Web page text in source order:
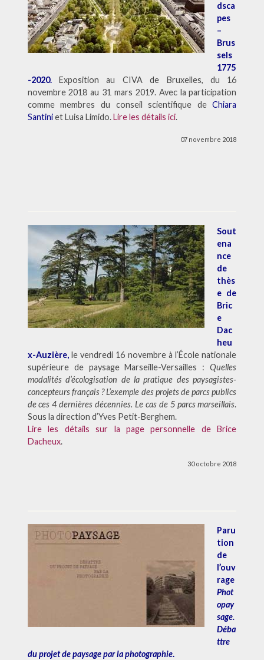
dsca
pes
–
Brus
sels
1775
-2020.Exposition au CIVA de Bruxelles, du 16
novembre 2018 au 31 mars 2019. Avec la participation
comme membres du conseil scientifique deChiara
Santiniet Luisa Limido.Lire les détails ici.
07 novembre 2018
Sout
ena
nce
de
thès
e de
Bric
e
Dac
heu
x-Auzière,le vendredi 16 novembre à l’École nationale
supérieure de paysage Marseille-Versailles :Quelles
modalités d’écologisation de la pratique des paysagistes-
concepteurs français ? L’exemple des projets de parcs publics
de ces 4 dernières décennies. Le cas de 5 parcs marseillais.
Sous la direction d’Yves Petit-Berghem.
Lire les détails sur la page personnelle de Brice
Dacheux.
30 octobre 2018
Paru
tion
de
l’ouv
rage
Phot
opay
sage.
Déba
ttre
du projet de paysage par la photographie.